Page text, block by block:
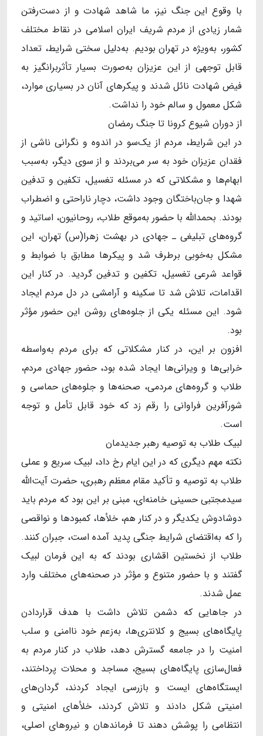
با وقوع این جنگ نیز، ما شاهد شهادت و از دست‌رفتن
شمار زیادی از مردم شریف ایران اسلامی در نقاط مختلف
کشور، به‌ویژه در تهران بودیم. به‌دلیل سختی شرایط، تعداد
قابل توجهی از این عزیزان به‌صورت بسیار تأثربرانگیز به
فیض شهادت نائل شدند و پیکرهای آنان در بسیاری موارد،
شکل معمول و سالم خود را نداشت.
از دوران شیوع کرونا تا جنگ رمضان
در این شرایط، مردم از یک‌سو در اندوه و نگرانی ناشی از
فقدان عزیزان خود به سر می‌بردند و از سوی دیگر، به‌سبب
ابهام‌ها و مشکلاتی که در مسئله تغسیل، تکفین و تدفین
شهدا و جان‌باختگان وجود داشت، دچار ناراحتی و اضطراب
بودند. بحمدالله با حضور به‌موقع طلاب، روحانیون، اساتید و
گروه‌های تبلیغی ـ جهادی در بهشت زهرا(س) تهران، این
مشکل به‌خوبی برطرف شد و پیکرها مطابق با ضوابط و
قواعد شرعی تغسیل، تکفین و تدفین گردید. در کنار این
اقدامات، تلاش شد تا سکینه و آرامشی در دل مردم ایجاد
شود. این مسئله یکی از جلوه‌های روشن این حضور مؤثر
بود.
افزون بر این، در کنار مشکلاتی که برای مردم به‌واسطه
خرابی‌ها و ویرانی‌ها ایجاد شده بود، حضور جهادی مردم،
طلاب و گروه‌های مردمی، صحنه‌ها و جلوه‌های حماسی و
شورآفرین فراوانی را رقم زد که خود قابل تأمل و توجه
است.
لبیک طلاب به توصیه رهبر جدیدمان
نکته مهم دیگری که در این ایام رخ داد، لبیک سریع و عملی
طلاب به توصیه و تأکید مقام معظم رهبری، حضرت آیت‌الله
سیدمجتبی حسینی خامنه‌ای، مبنی بر این بود که مردم باید
دوشادوش یکدیگر و در کنار هم، خلأها، کمبودها و نواقصی
را که به‌اقتضای شرایط جنگی پدید آمده است، جبران کنند.
طلاب از نخستین اقشاری بودند که به این فرمان لبیک
گفتند و با حضور متنوع و مؤثر در صحنه‌های مختلف وارد
عمل شدند.
در جاهایی که دشمن تلاش داشت با هدف قراردادن
پایگاه‌های بسیج و کلانتری‌ها، به‌زعم خود ناامنی و سلب
امنیت را در جامعه گسترش دهد، طلاب در کنار مردم به
فعال‌سازی پایگاه‌های بسیج، مساجد و محلات پرداختند،
ایستگاه‌های ایست و بازرسی ایجاد کردند، گردان‌های
امنیتی شکل دادند و تلاش کردند، خلأهای امنیتی و
انتظامی را پوشش دهند تا فرماندهان و نیروهای اصلی،